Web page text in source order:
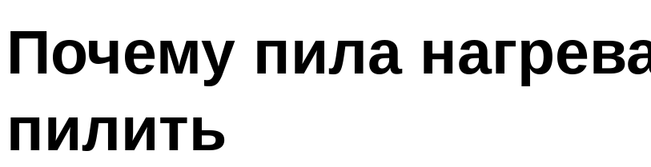
Почему пила
пилить